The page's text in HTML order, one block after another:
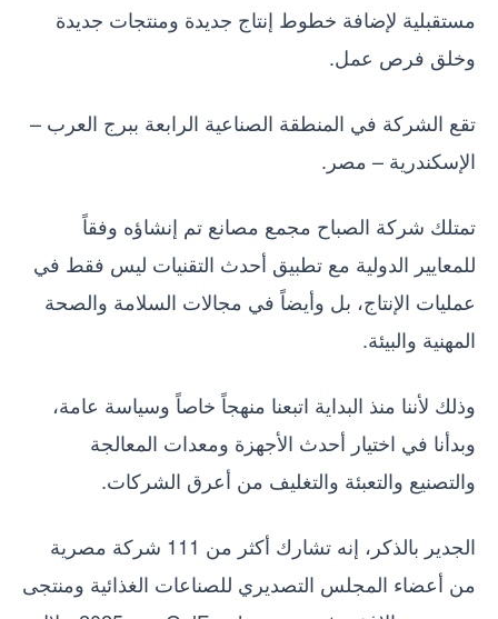
مستقبلية لإضافة خطوط إنتاج جديدة ومنتجات جديدة
وخلق فرص عمل.
تقع الشركة في المنطقة الصناعية الرابعة ببرج العرب –
الإسكندرية – مصر.
تمتلك شركة الصباح مجمع مصانع تم إنشاؤه وفقاً
للمعايير الدولية مع تطبيق أحدث التقنيات ليس فقط في
عمليات الإنتاج، بل وأيضاً في مجالات السلامة والصحة
المهنية والبيئة.
وذلك لأننا منذ البداية اتبعنا منهجاً خاصاً وسياسة عامة،
وبدأنا في اختيار أحدث الأجهزة ومعدات المعالجة
والتصنيع والتعبئة والتغليف من أعرق الشركات.
الجدير بالذكر، إنه تشارك أكثر من 111 شركة مصرية
من أعضاء المجلس التصديري للصناعات الغذائية ومنتجى